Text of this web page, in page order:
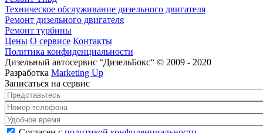
Техническое обслуживание дизельного двигателя
Ремонт дизельного двигателя
Ремонт турбины
Цены О сервисе Контакты
Политика конфиденциальности
Дизельный автосервис “ДизельБокс“ © 2009 - 2020
Разработка Marketing Up
Записаться на сервис
Представьтесь
Номер телефона
Удобное время
Согласен с политикой конфиденциальности*